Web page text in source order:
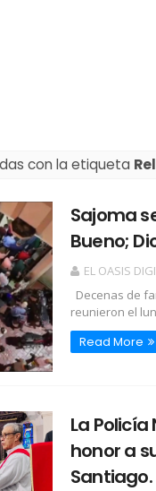
con la etiqueta
Sajoma
Bueno;
EL OASIS
Decenas de
reunieron el
Read More
La
honor a
Santiago.